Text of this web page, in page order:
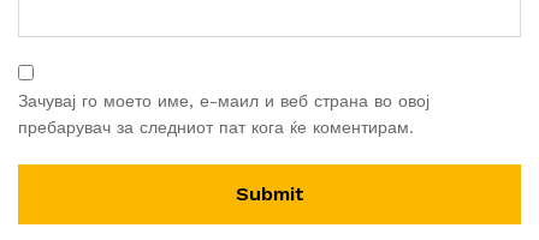
Зачувај го моето име, е-маил и веб страна во овој
пребарувач за следниот пат кога ќе коментирам.